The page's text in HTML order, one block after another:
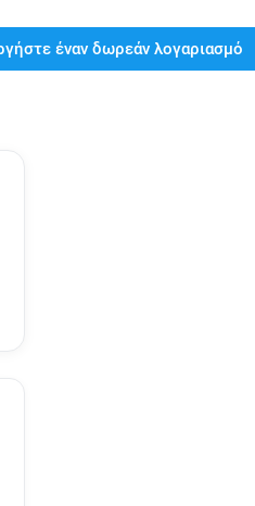
έναν δωρεάν λογαριασμό